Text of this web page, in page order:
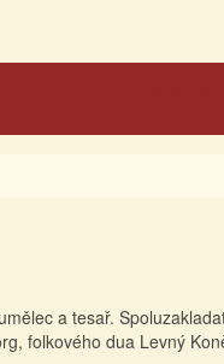
a tesař.
folkového dua Levný